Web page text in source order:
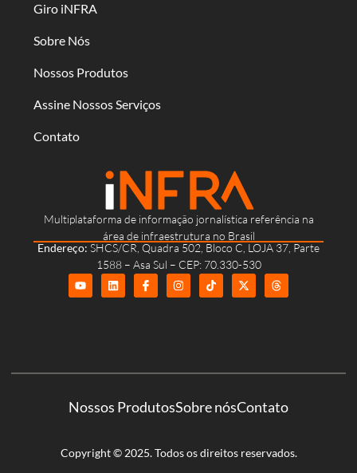
Multiplataforma de informação jornalística referência na
área de infraestrutura no Brasil
Endereço: SHCS/CR, Quadra 502, Bloco C, LOJA 37, Parte
1588 – Asa Sul – CEP: 70.330-530
Giro iNFRA
Sobre Nós
Nossos Produtos
Assine Nossos Serviços
Contato
Nossos ProdutosSobre nósContato
Copyright © 2025. Todos os direitos reservados.